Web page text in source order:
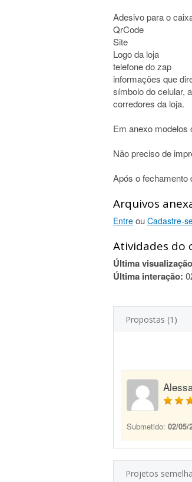
Adesivo para o
QrCode
Site
Logo da loja
telefone do zap
informações que
símbolo do celular,
corredores da loja.
Em anexo modelos
Não preciso de
Após o fechamento
Arquivos
Entre ou Cadastre-
Atividades do
Última
Última interação:
Propostas (1)
Submetido: 02/05/
Projetos